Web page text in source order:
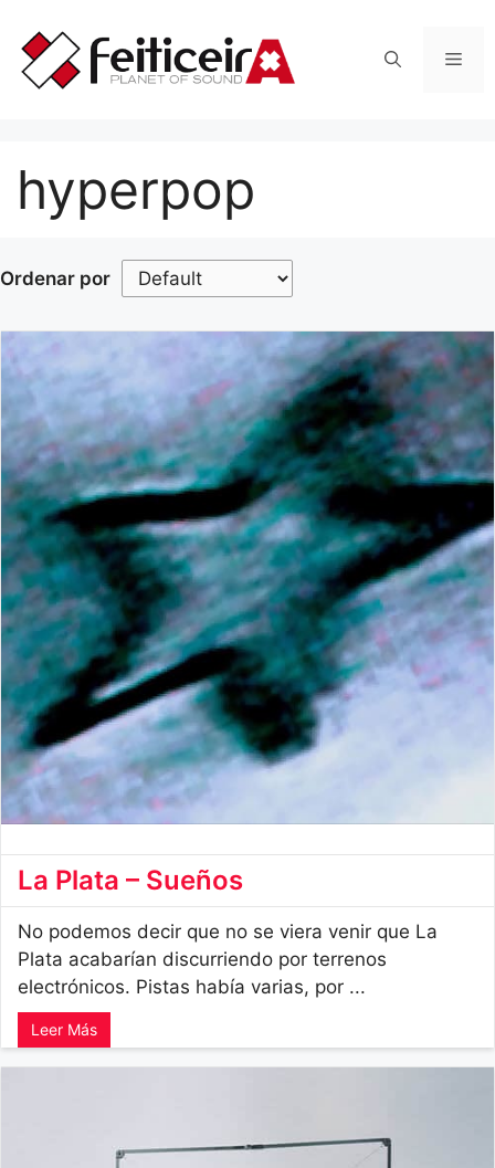
contenido
hyperpop
Ordenar por
La Plata – Sueños
No podemos decir que no se viera venir que La
Plata acabarían discurriendo por terrenos
electrónicos. Pistas había varias, por ...
Leer Más